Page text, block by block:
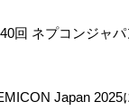
回 ネプコンジャパ
Japan 2025